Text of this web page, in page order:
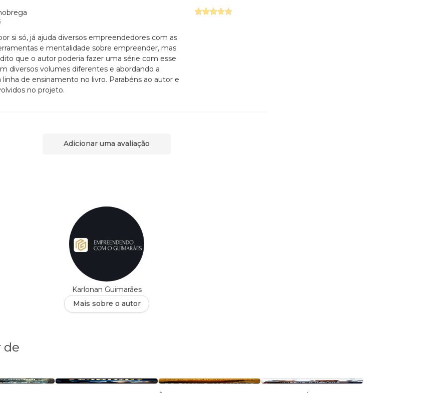
si só, já ajuda diversos empreendedores com as
e mentalidade sobre empreender, mas
que o autor poderia fazer uma série com esse
diversos volumes diferentes e abordando a
linha de ensinamento no livro. Parabéns ao autor e
no projeto.
Adicionar uma avaliação
Karlonan Guimarães
Mais sobre o autor
de